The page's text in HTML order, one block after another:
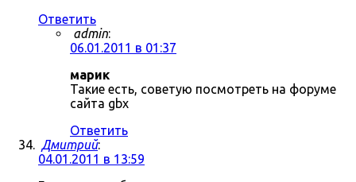
Ответить
admin:
06.01.2011 в 01:37
марик
Такие есть, советую посмотреть на форуме
сайта gbx
Ответить
Дмитрий:
04.01.2011 в 13:59